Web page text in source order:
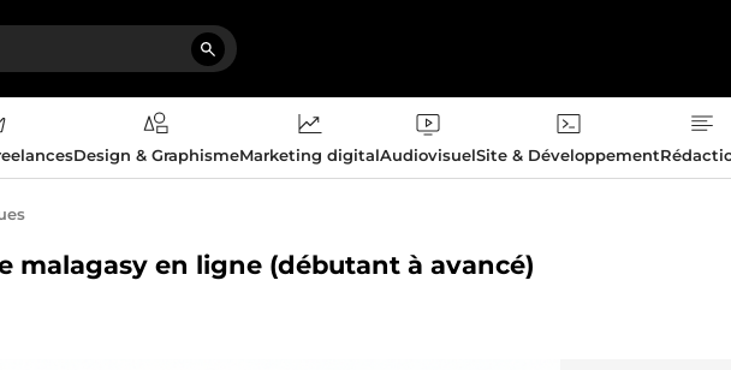
Design & GraphismeMarketing digitalAudiovisuelSite & Développement
malagasy en ligne (débutant à avancé)